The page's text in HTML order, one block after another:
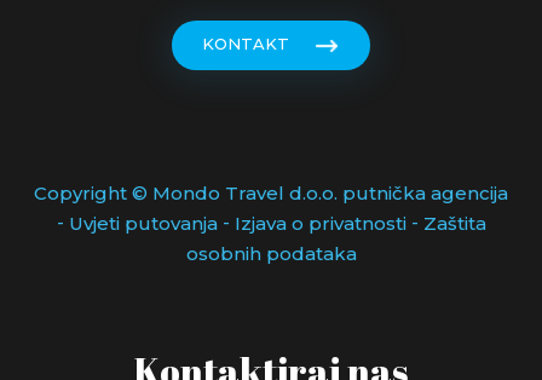
KONTAKT
Copyright © Mondo Travel d.o.o. putnička agencija
- Uvjeti putovanja- Izjava o privatnosti- Zaštita
osobnih podataka